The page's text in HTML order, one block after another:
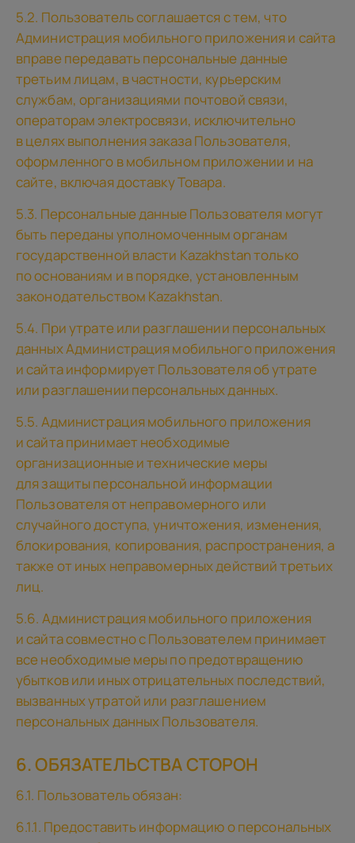
5.2. Пользователь соглашается с тем, что
Администрация мобильного приложения и сайта
вправе передавать персональные данные
третьим лицам, в частности, курьерским
службам, организациями почтовой связи,
операторам электросвязи, исключительно
в целях выполнения заказа Пользователя,
оформленного в мобильном приложении и на
сайте, включая доставку Товара.
5.3. Персональные данные Пользователя могут
быть переданы уполномоченным органам
государственной власти Kazakhstan только
по основаниям и в порядке, установленным
законодательством Kazakhstan.
5.4. При утрате или разглашении персональных
данных Администрация мобильного приложения
и сайта информирует Пользователя об утрате
или разглашении персональных данных.
5.5. Администрация мобильного приложения
и сайта принимает необходимые
организационные и технические меры
для защиты персональной информации
Пользователя от неправомерного или
случайного доступа, уничтожения, изменения,
блокирования, копирования, распространения, а
также от иных неправомерных действий третьих
лиц.
5.6. Администрация мобильного приложения
и сайта совместно с Пользователем принимает
все необходимые меры по предотвращению
убытков или иных отрицательных последствий,
вызванных утратой или разглашением
персональных данных Пользователя.
6. ОБЯЗАТЕЛЬСТВА СТОРОН
6.1. Пользователь обязан:
6.1.1. Предоставить информацию о персональных